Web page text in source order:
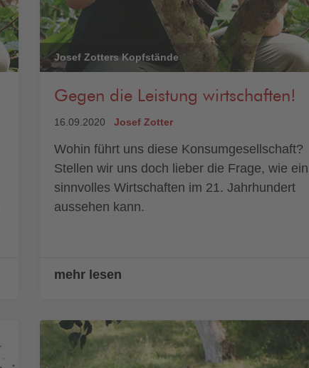
Josef Zotters Kopfstände
Gegen die Leistung wirtschaften!
16.09.2020 Josef Zotter
Wohin führt uns diese Konsumgesellschaft?
Stellen wir uns doch lieber die Frage, wie ein
sinnvolles Wirtschaften im 21. Jahrhundert
aussehen kann.
mehr lesen